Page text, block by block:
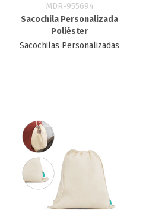
MDR-955694
Sacochila Personalizada
Poliéster
Sacochilas Personalizadas